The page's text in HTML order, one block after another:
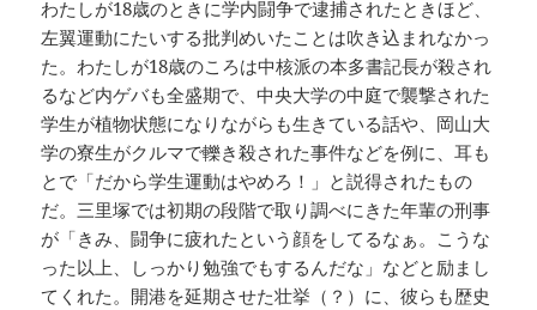
わたしが18歳のときに学内闘争で逮捕されたときほど、
左翼運動にたいする批判めいたことは吹き込まれなかっ
た。わたしが18歳のころは中核派の本多書記長が殺され
るなど内ゲバも全盛期で、中央大学の中庭で襲撃された
学生が植物状態になりながらも生きている話や、岡山大
学の寮生がクルマで轢き殺された事件などを例に、耳も
とで「だから学生運動はやめろ！」と説得されたもの
だ。三里塚では初期の段階で取り調べにきた年輩の刑事
が「きみ、闘争に疲れたという顔をしてるなぁ。こうな
った以上、しっかり勉強でもするんだな」などと励まし
てくれた。開港を延期させた壮挙（？）に、彼らも歴史